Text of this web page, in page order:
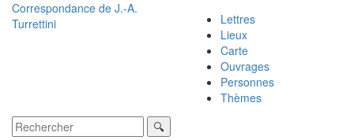
Correspondance de J.-A.
Turrettini
Lettres
Lieux
Carte
Ouvrages
Personnes
Thèmes